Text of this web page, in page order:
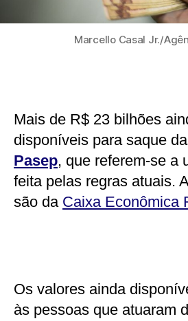
Marcello Casal Jr./
Mais de R$ 23 bilhões
disponíveis para saque
Pasep, que referem-se a
feita pelas regras atuais.
são da Caixa Econômica
Os valores ainda
às pessoas que atuaram